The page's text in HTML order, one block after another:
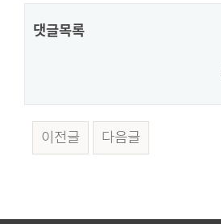
댓글목록
이전글 다음글